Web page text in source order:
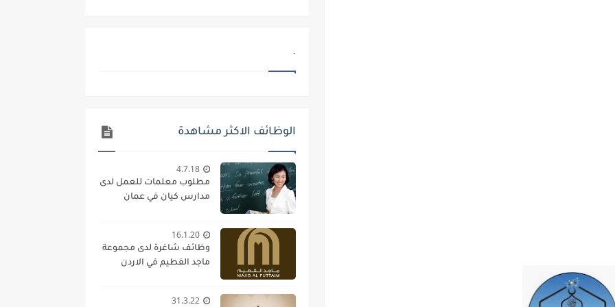
.
الوظائف الاكثر مشاهدة
4.7.18
مطلوب معلمات للعمل لدى
مدارس كيان في عمان
16.1.20
وظائف شاغرة لدى مجموعة
ماجد الفطيم في الاردن
31.3.22